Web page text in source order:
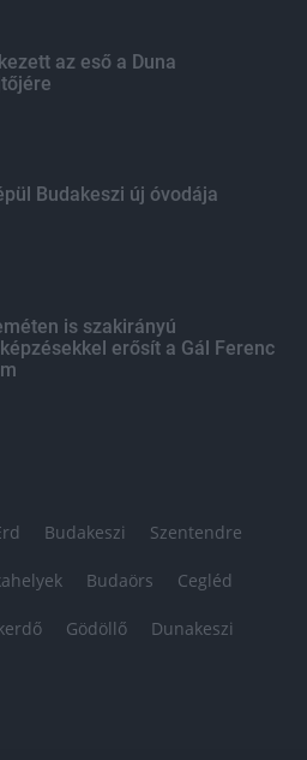
az eső a Duna
Budakeszi új óvodája
is szakirányú
erősít a Gál Ferenc
Budakeszi Szentendre
Budaörs Cegléd
Gödöllő Dunakeszi